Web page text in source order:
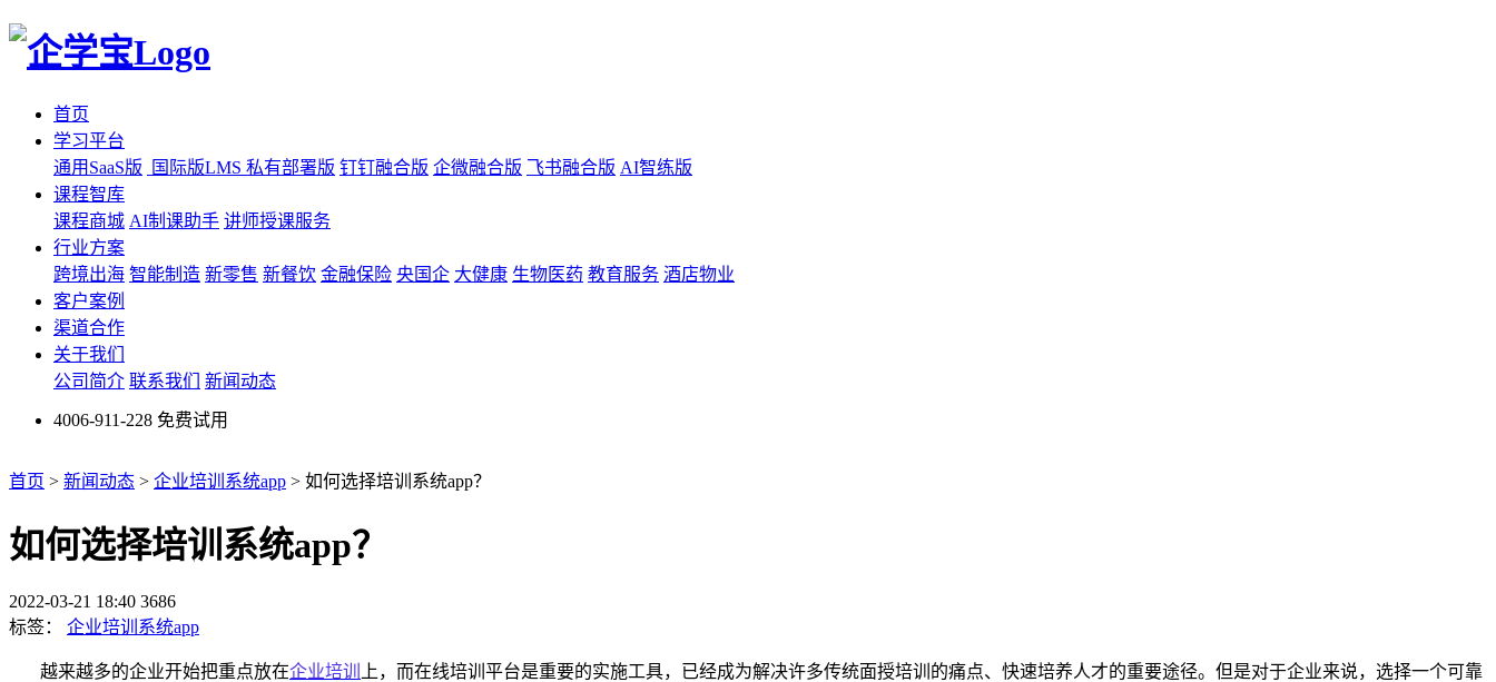
首页
学习平台
通用SaaS版
国际版LMS 私有部署版 钉钉融合版 企微融合版 飞书融合版 AI智练版
课程智库
课程商城 AI制课助手 讲师授课服务
行业方案
跨境出海 智能制造 新零售 新餐饮 金融保险 央国企 大健康 生物医药 教育服务 酒店物业
客户案例
渠道合作
关于我们
公司简介 联系我们 新闻动态
4006-911-228 免费试用
首页 > 新闻动态 > 企业培训系统app > 如何选择培训系统app？
如何选择培训系统app？
2022-03-21 18:40 3686
标签：
企业培训系统app
越来越多的企业开始把重点放在企业培训
上，而在线培训平台是重要的实施工具，已经成为解决许多传统面授培训的痛点、快速培养人才的重要途径。但是对于企业来说，选择一个可靠